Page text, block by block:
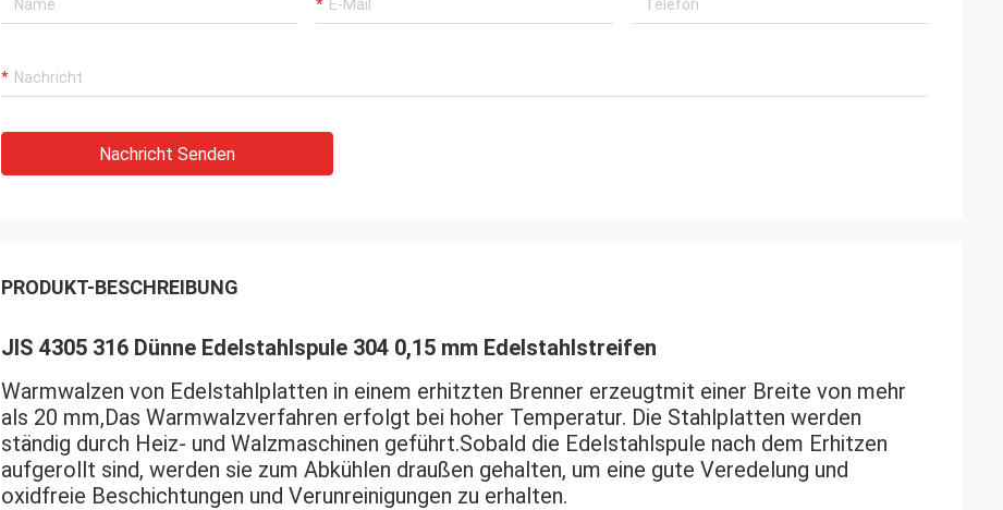
Nachricht Senden
PRODUKT-BESCHREIBUNG
JIS 4305 316 Dünne Edelstahlspule 304 0,15 mm Edelstahlstreifen
Warmwalzen von Edelstahlplatten in einem erhitzten Brenner erzeugtmit einer Breite von mehr
als 20 mm,Das Warmwalzverfahren erfolgt bei hoher Temperatur. Die Stahlplatten werden
ständig durch Heiz- und Walzmaschinen geführt.Sobald die Edelstahlspule nach dem Erhitzen
aufgerollt sind, werden sie zum Abkühlen draußen gehalten, um eine gute Veredelung und
oxidfreie Beschichtungen und Verunreinigungen zu erhalten.